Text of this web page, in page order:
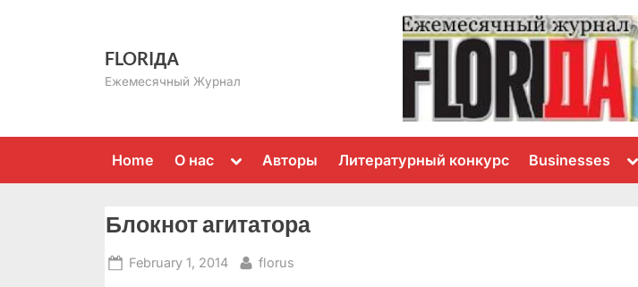
FLORIДА
Ежемесячный Журнал
Home О нас
Toggle
menu
Авторы Литературный конкурс Businesses
Блокнот агитатора
Posted
February 1, 2014 By
florus